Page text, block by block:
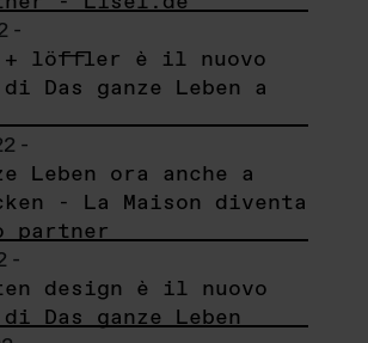
-
+ löffler è il nuovo
Das ganze Leben a
-
Leben ora anche a
- La Maison diventa
partner
-
design è il nuovo
Das ganze Leben